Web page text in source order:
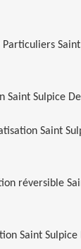
Saint Sulpice
Saint
réversible
Saint Sulpice